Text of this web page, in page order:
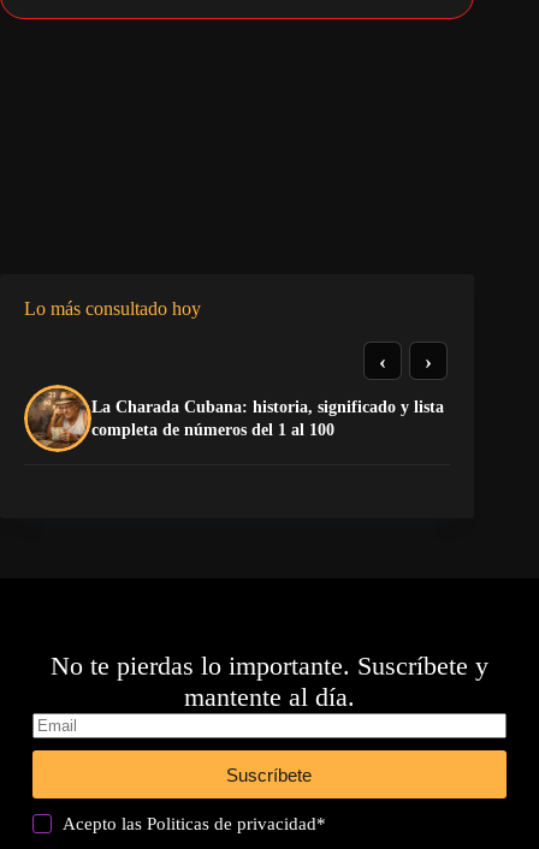
Lo más consultado hoy
La Charada Cubana: historia, significado y lista
completa de números del 1 al 100
‹ ›
No te pierdas lo importante. Suscríbete y
mantente al día.
Suscríbete
Acepto lasPoliticas de privacidad*